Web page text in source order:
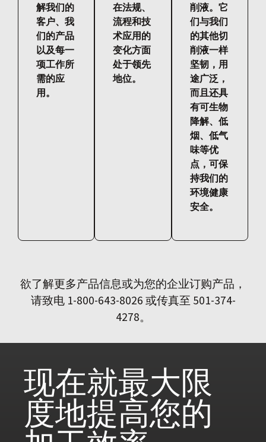
解我们的
客户、我
们的产品
以及每一
项工作所
需的应
用。
在法规、
流程和技
术应用的
变化方面
处于领先
地位。
削液。它
们与我们
的其他切
削液一样
坚韧，用
途广泛，
而且还具
有可生物
降解、低
烟、低气
味等优
点，可保
持我们的
环境健康
安全。
欲了解更多产品信息或为您的企业订购产品，
请致电 1-800-643-8026 或传真至 501-374-
4278。
现在就最大限
度地提高您的